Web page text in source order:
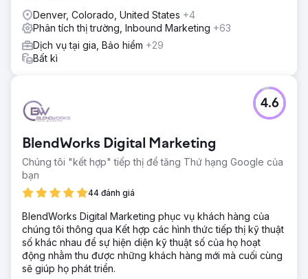
Denver, Colorado, United States +4
Phân tích thị trường, Inbound Marketing +63
Dịch vụ tại gia, Bảo hiểm +29
Bất kì
BlendWorks Digital Marketing
Chúng tôi "kết hợp" tiếp thị để tăng Thứ hạng Google của
bạn
44 đánh giá
4.6
BlendWorks Digital Marketing phục vụ khách hàng của
chúng tôi thông qua Kết hợp các hình thức tiếp thị kỹ thuật
số khác nhau để sự hiện diện kỹ thuật số của họ hoạt
động nhằm thu được những khách hàng mới mà cuối cùng
sẽ giúp họ phát triển.